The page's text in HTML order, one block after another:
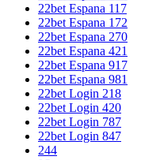
22bet Espana 117
22bet Espana 172
22bet Espana 270
22bet Espana 421
22bet Espana 917
22bet Espana 981
22bet Login 218
22bet Login 420
22bet Login 787
22bet Login 847
244